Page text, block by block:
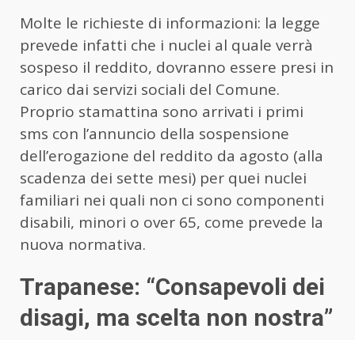
Molte le richieste di informazioni: la legge
prevede infatti che i nuclei al quale verrà
sospeso il reddito, dovranno essere presi in
carico dai servizi sociali del Comune.
Proprio stamattina sono arrivati i primi
sms con l’annuncio della sospensione
dell’erogazione del reddito da agosto (alla
scadenza dei sette mesi) per quei nuclei
familiari nei quali non ci sono componenti
disabili, minori o over 65, come prevede la
nuova normativa.
Trapanese: “Consapevoli dei
disagi, ma scelta non nostra”